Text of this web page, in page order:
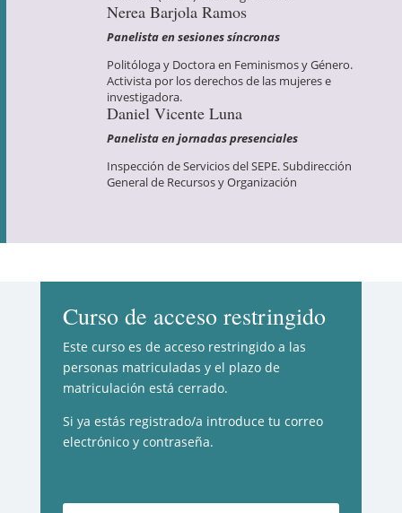
Nerea Barjola Ramos
Panelista en sesiones síncronas
Politóloga y Doctora en Feminismos y Género.
Activista por los derechos de las mujeres e
investigadora.
Daniel Vicente Luna
Panelista en jornadas presenciales
Inspección de Servicios del SEPE. Subdirección
General de Recursos y Organización
Curso de acceso restringido
Este curso es de acceso restringido a las
personas matriculadas y el plazo de
matriculación está cerrado.
Si ya estás registrado/a introduce tu correo
electrónico y contraseña.